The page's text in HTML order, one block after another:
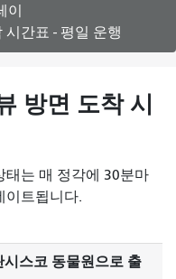
이
간표 - 평일 운행
방면 도착 시
태는 매 정각에 30분마
이트됩니다.
시스코 동물원으로 출